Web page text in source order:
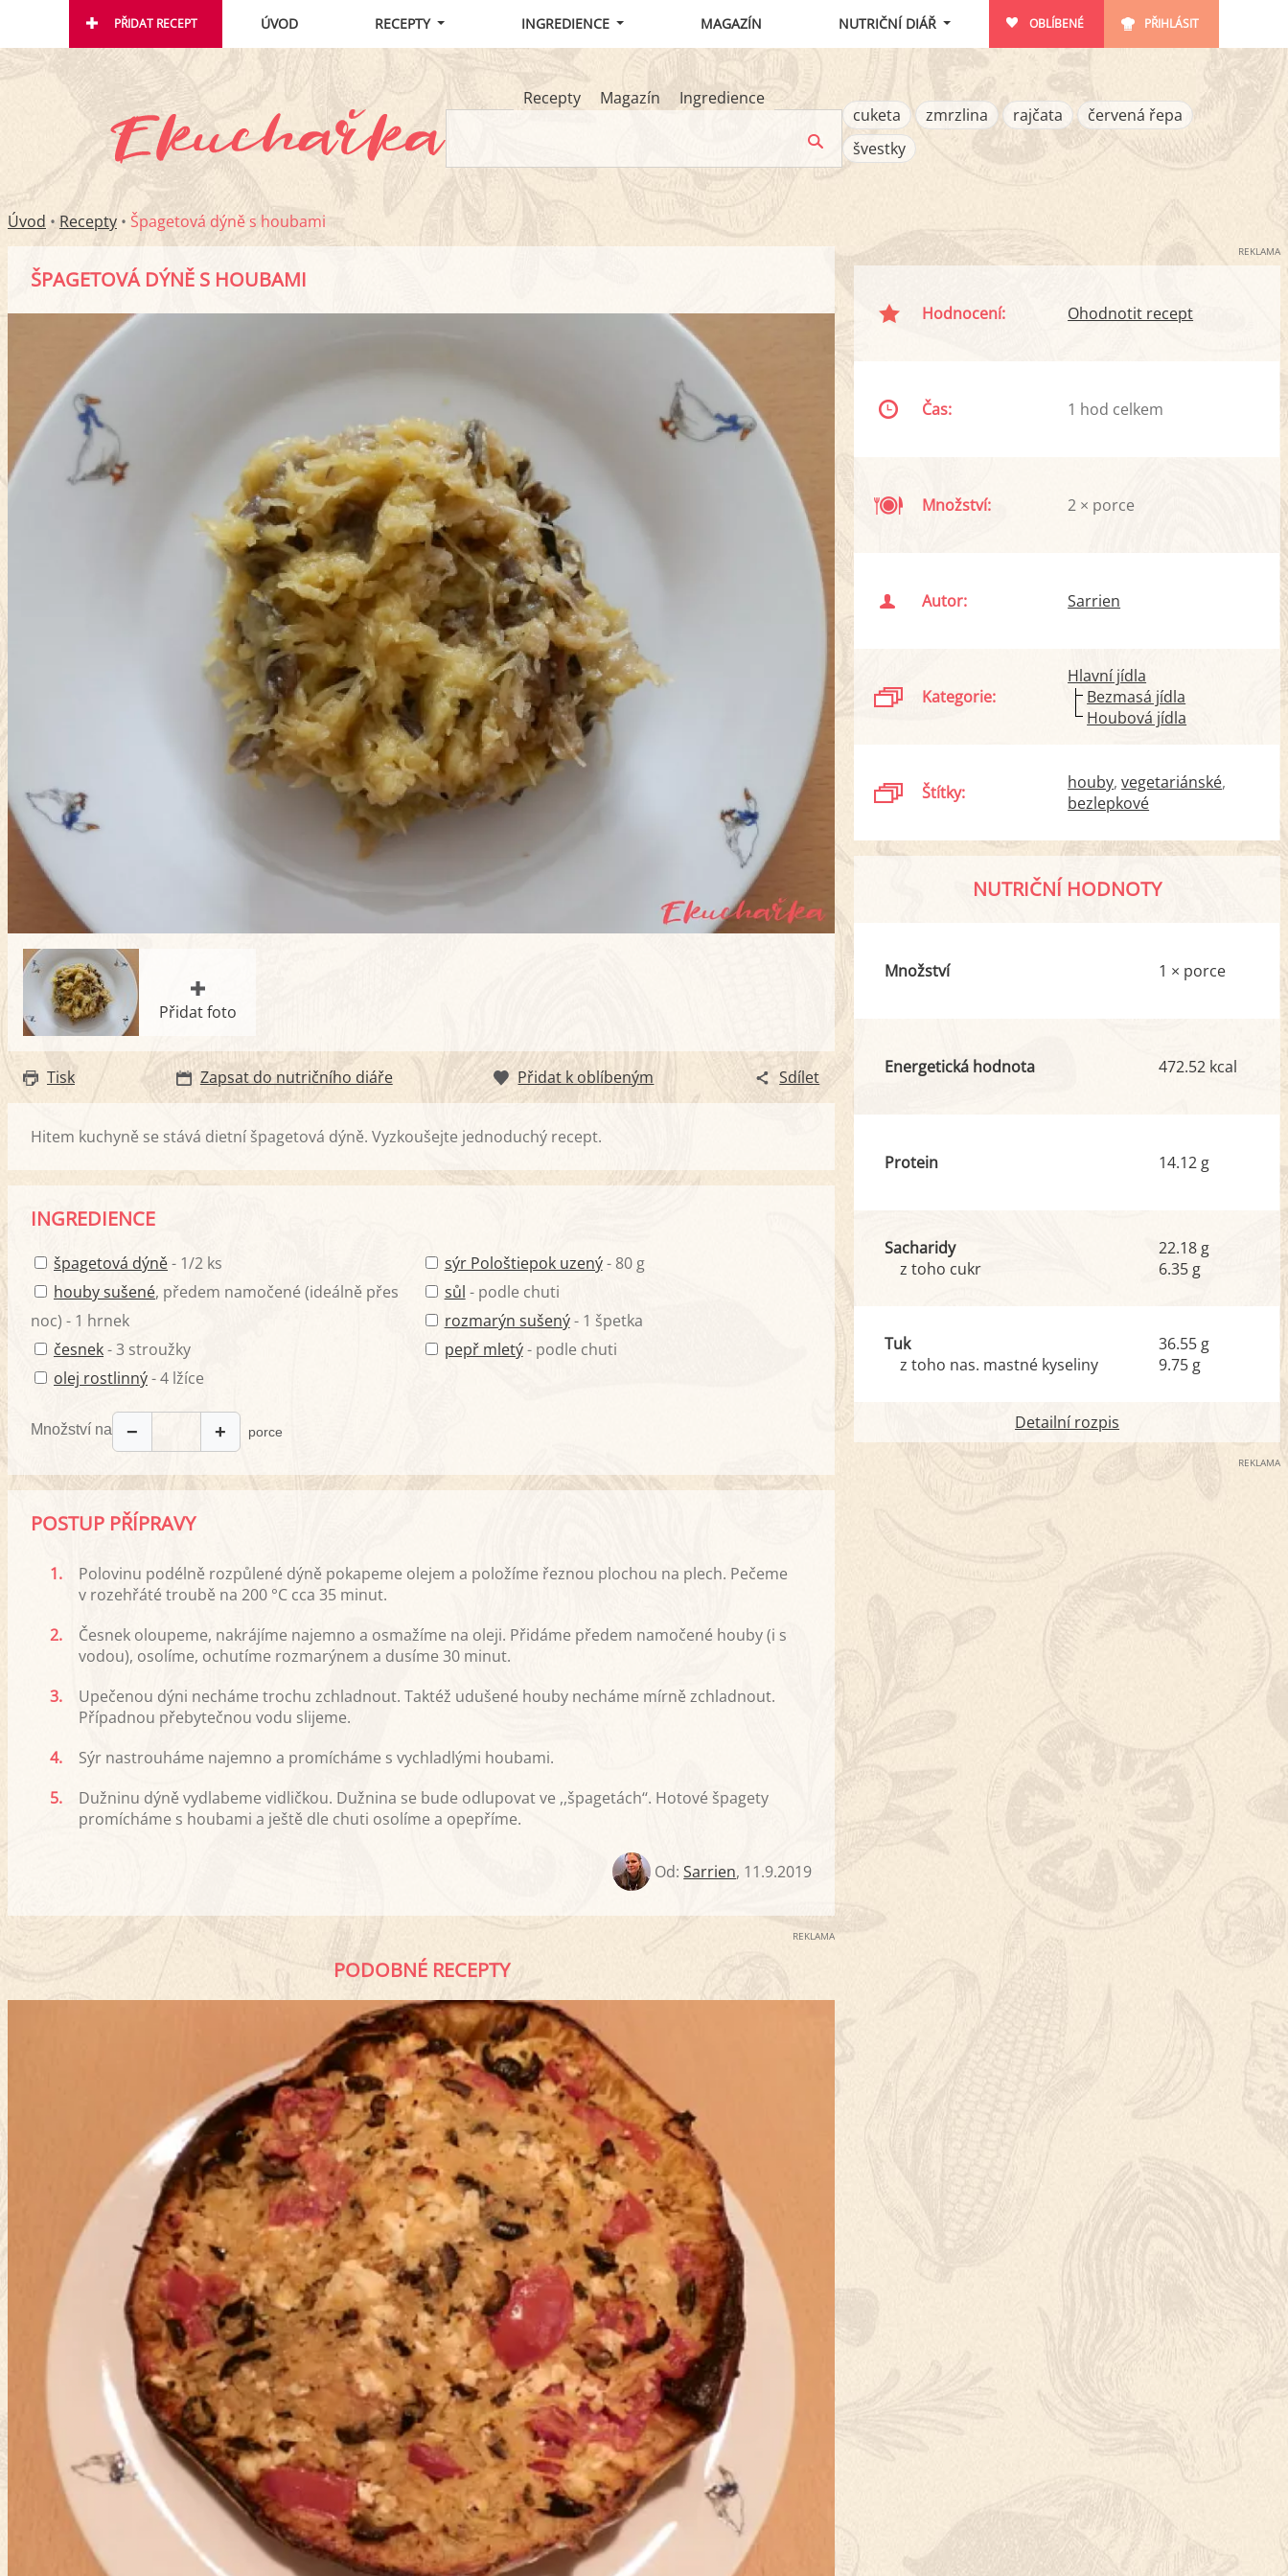
PŘIDAT RECEPT ÚVOD RECEPTY INGREDIENCE MAGAZÍN NUTRIČNÍ DIÁŘ OBLÍBENÉ PŘIHLÁSIT
Recepty Magazín
Ingredience
cuketa
zmrzlina rajčata
červená řepa
švestky
Úvod • Recepty • Špagetová dýně s houbami
ŠPAGETOVÁ DÝNĚ S HOUBAMI
Přidat foto
Tisk Zapsat do nutričního diáře Přidat k oblíbeným Sdílet
Hitem kuchyně se stává dietní špagetová dýně. Vyzkoušejte jednoduchý recept.
INGREDIENCE
špagetová dýně- 1/2 ks
houby sušené, předem namočené (ideálně přes
noc) - 1 hrnek
česnek- 3 stroužky
olej rostlinný- 4 lžíce
sýr Pološtiepok uzený- 80 g
sůl - podle chuti
rozmarýn sušený- 1 špetka
pepř mletý- podle chuti
Množství na − + porce
POSTUP PŘÍPRAVY
1.
Polovinu podélně rozpůlené dýně pokapeme olejem a položíme řeznou plochou na plech. Pečeme
v rozehřáté troubě na 200 °C cca 35 minut.
2.
Česnek oloupeme, nakrájíme najemno a osmažíme na oleji. Přidáme předem namočené houby (i s
vodou), osolíme, ochutíme rozmarýnem a dusíme 30 minut.
3.
Upečenou dýni necháme trochu zchladnout. Taktéž udušené houby necháme mírně zchladnout.
Případnou přebytečnou vodu slijeme.
4.
Sýr nastrouháme najemno a promícháme s vychladlými houbami.
5.
Dužninu dýně vydlabeme vidličkou. Dužnina se bude odlupovat ve ,,špagetách‘‘. Hotové špagety
promícháme s houbami a ještě dle chuti osolíme a opepříme.
Od:Sarrien, 11.9.2019
REKLAMA
PODOBNÉ RECEPTY
REKLAMA
Hodnocení: Ohodnotit recept
Čas: 1 hod celkem
Množství: 2 × porce
Autor: Sarrien
Kategorie:
Hlavní jídla
Bezmasá jídla
Houbová jídla
Štítky: houby vegetariánské
bezlepkové
NUTRIČNÍ HODNOTY
Množství 1 × porce
Energetická hodnota 472.52 kcal
Protein 14.12 g
Sacharidy
z toho cukr
22.18 g
6.35 g
Tuk
z toho nas. mastné kyseliny
36.55 g
9.75 g
Detailní rozpis
REKLAMA